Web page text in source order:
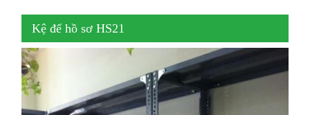
Kệ để hồ sơ HS21